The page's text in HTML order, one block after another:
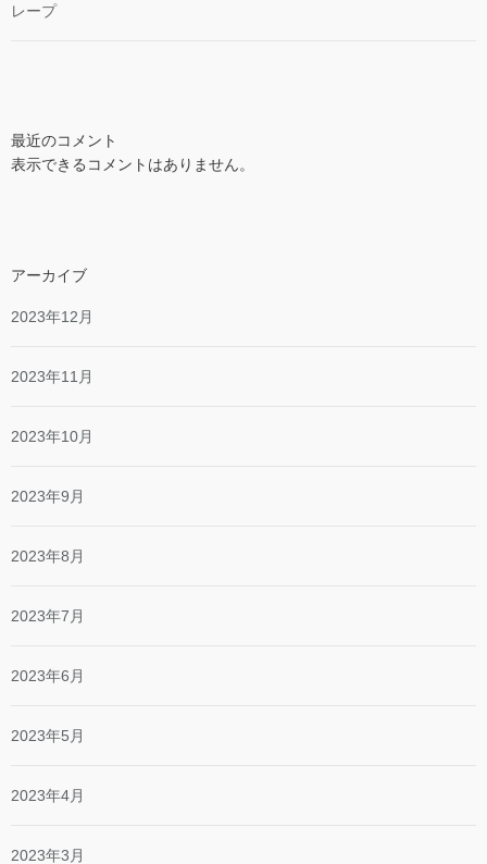
レープ
最近のコメント
表示できるコメントはありません。
アーカイブ
2023年12月
2023年11月
2023年10月
2023年9月
2023年8月
2023年7月
2023年6月
2023年5月
2023年4月
2023年3月